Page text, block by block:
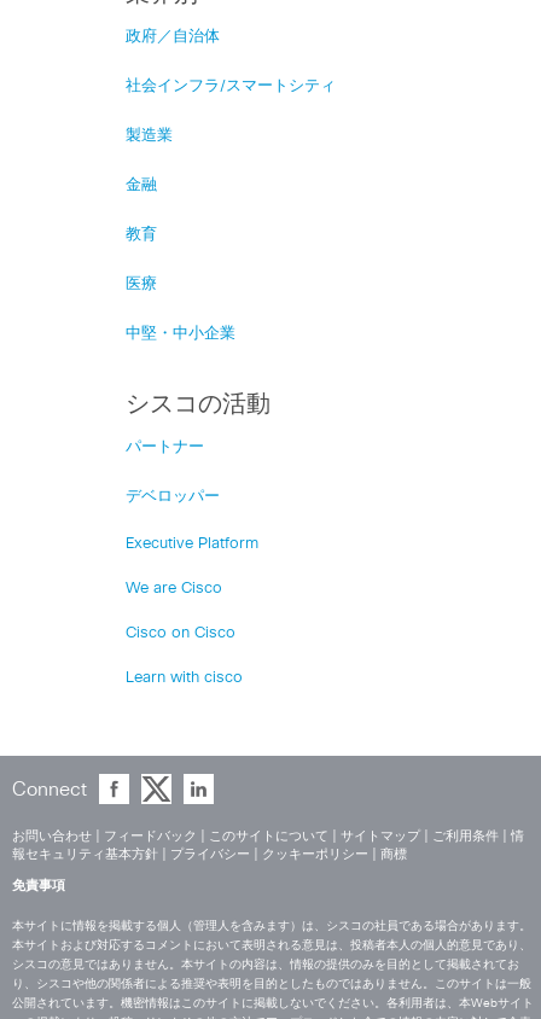
政府／自治体
社会インフラ/スマートシティ
製造業
金融
教育
医療
中堅・中小企業
シスコの活動
パートナー
デベロッパー
Executive Platform
We are Cisco
Cisco on Cisco
Learn with cisco
Connect
お問い合わせ フィードバック このサイトについて サイトマップ ご利用条件
情
報セキュリティ基本方針
プライバシー クッキーポリシー 商標
免責事項
本サイトに情報を掲載する個人（管理人を含みます）は、シスコの社員である場合があります。
本サイトおよび対応するコメントにおいて表明される意見は、投稿者本人の個人的意見であり、
シスコの意見ではありません。本サイトの内容は、情報の提供のみを目的として掲載されてお
り、シスコや他の関係者による推奨や表明を目的としたものではありません。このサイトは一般
公開されています。機密情報はこのサイトに掲載しないでください。各利用者は、本Webサイト